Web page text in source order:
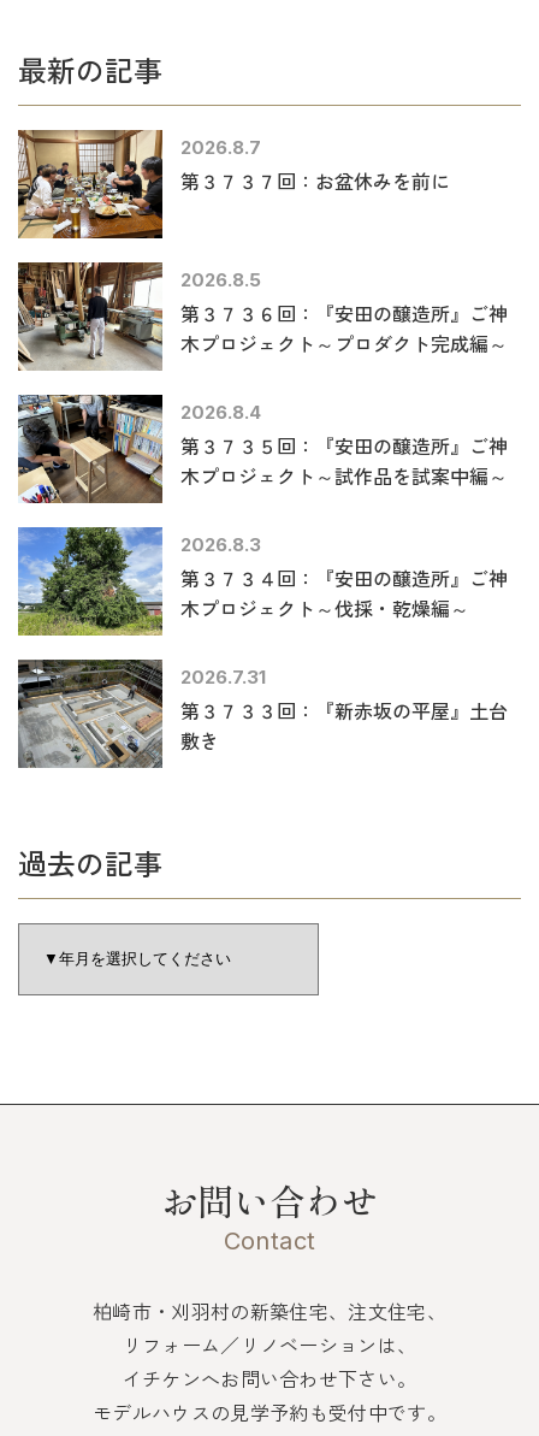
最新の記事
2026.8.7
第３７３７回：お盆休みを前に
2026.8.5
第３７３６回：『安田の醸造所』ご神
木プロジェクト～プロダクト完成編～
2026.8.4
第３７３５回：『安田の醸造所』ご神
木プロジェクト～試作品を試案中編～
2026.8.3
第３７３４回：『安田の醸造所』ご神
木プロジェクト～伐採・乾燥編～
2026.7.31
第３７３３回：『新赤坂の平屋』土台
敷き
過去の記事
お問い合わせ
Contact
柏崎市・刈羽村の新築住宅、注文住宅、
リフォーム／リノベーションは、
イチケンへお問い合わせ下さい。
モデルハウスの見学予約も受付中です。